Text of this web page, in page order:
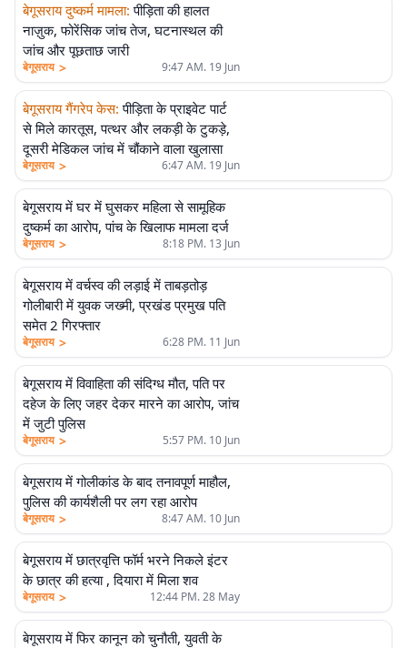
बेगूसराय दुष्कर्म मामला: पीड़िता की हालत
नाज़ुक, फोरेंसिक जांच तेज, घटनास्थल की
जांच और पूछताछ जारी
बेगूसराय > 9:47 AM. 19 Jun
बेगूसराय गैंगरेप केस: पीड़िता के प्राइवेट पार्ट
से मिले कारतूस, पत्थर और लकड़ी के टुकड़े,
दूसरी मेडिकल जांच में चौंकाने वाला खुलासा
बेगूसराय > 6:47 AM. 19 Jun
बेगूसराय में घर में घुसकर महिला से सामूहिक
दुष्कर्म का आरोप, पांच के खिलाफ मामला दर्ज
बेगूसराय > 8:18 PM. 13 Jun
बेगूसराय में वर्चस्व की लड़ाई में ताबड़तोड़
गोलीबारी में युवक जख्मी, प्रखंड प्रमुख पति
समेत 2 गिरफ्तार
बेगूसराय > 6:28 PM. 11 Jun
बेगूसराय में विवाहिता की संदिग्ध मौत, पति पर
दहेज के लिए जहर देकर मारने का आरोप, जांच
में जुटी पुलिस
बेगूसराय > 5:57 PM. 10 Jun
बेगूसराय में गोलीकांड के बाद तनावपूर्ण माहौल,
पुलिस की कार्यशैली पर लग रहा आरोप
बेगूसराय > 8:47 AM. 10 Jun
बेगूसराय में छात्रवृत्ति फॉर्म भरने निकले इंटर
के छात्र की हत्या , दियारा में मिला शव
बेगूसराय > 12:44 PM. 28 May
बेगूसराय में फिर कानून को चुनौती, युवती के